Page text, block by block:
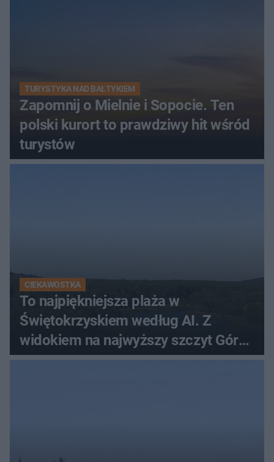
TURYSTYKA NAD BAŁTYKIEM
Zapomnij o Mielnie i Sopocie. Ten
polski kurort to prawdziwy hit wśród
turystów
CIEKAWOSTKA
To najpiękniejsza plaża w
Świętokrzyskiem według AI. Z
widokiem na najwyższy szczyt Gór
Świętokrzyskich